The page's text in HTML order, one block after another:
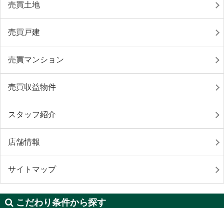
売買土地
売買戸建
売買マンション
売買収益物件
スタッフ紹介
店舗情報
サイトマップ
こだわり条件から探す